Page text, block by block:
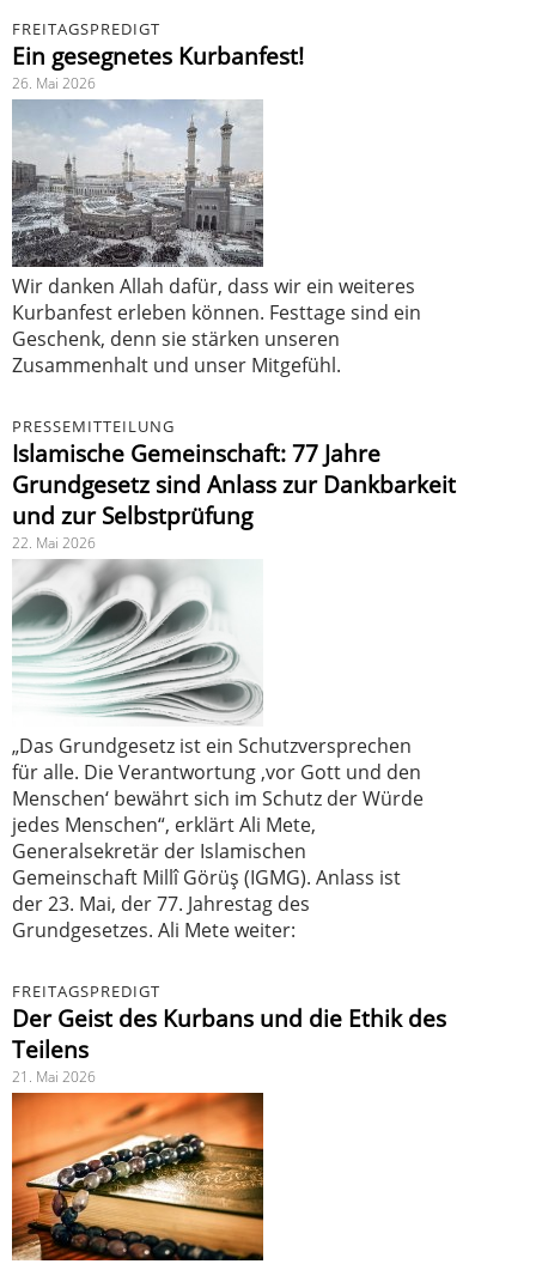
FREITAGSPREDIGT
Ein gesegnetes Kurbanfest!
26. Mai 2026
Wir danken Allah dafür, dass wir ein weiteres
Kurbanfest erleben können. Festtage sind ein
Geschenk, denn sie stärken unseren
Zusammenhalt und unser Mitgefühl.
PRESSEMITTEILUNG
Islamische Gemeinschaft: 77 Jahre
Grundgesetz sind Anlass zur Dankbarkeit
und zur Selbstprüfung
22. Mai 2026
„Das Grundgesetz ist ein Schutzversprechen
für alle. Die Verantwortung ‚vor Gott und den
Menschen‘ bewährt sich im Schutz der Würde
jedes Menschen“, erklärt Ali Mete,
Generalsekretär der Islamischen
Gemeinschaft Millî Görüş (IGMG). Anlass ist
der 23. Mai, der 77. Jahrestag des
Grundgesetzes. Ali Mete weiter:
FREITAGSPREDIGT
Der Geist des Kurbans und die Ethik des
Teilens
21. Mai 2026